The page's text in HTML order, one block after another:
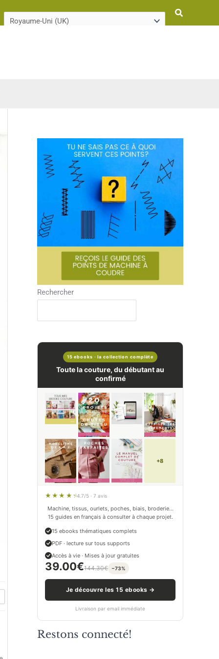
Rechercher
Rechercher
15 ebooks · la collection complète
Toute la couture, du débutant au
confirmé
+8
4.7/5 · 7 avis
Machine, tissus, ourlets, poches, biais, broderie…
15 guides en français à consulter à chaque projet.
15 ebooks thématiques complets
PDF · lecture sur tous supports
Accès à vie · Mises à jour gratuites
39.00€144.30€ −73%
Je découvre les 15 ebooks →
Livraison par email immédiate
Restons connecté!